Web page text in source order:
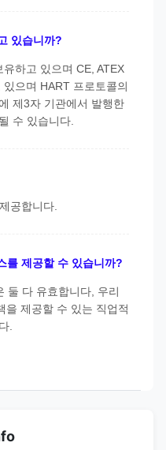
있습니까?
하고 있으며 CE, ATEX
으며 HART 프로토콜의
제3자 기관에서 발행한
수 있습니다.
공합니다.
를 제공할 수 있습니까?
둘 다 유효합니다, 우리
을 제공할 수 있는 직업적
.